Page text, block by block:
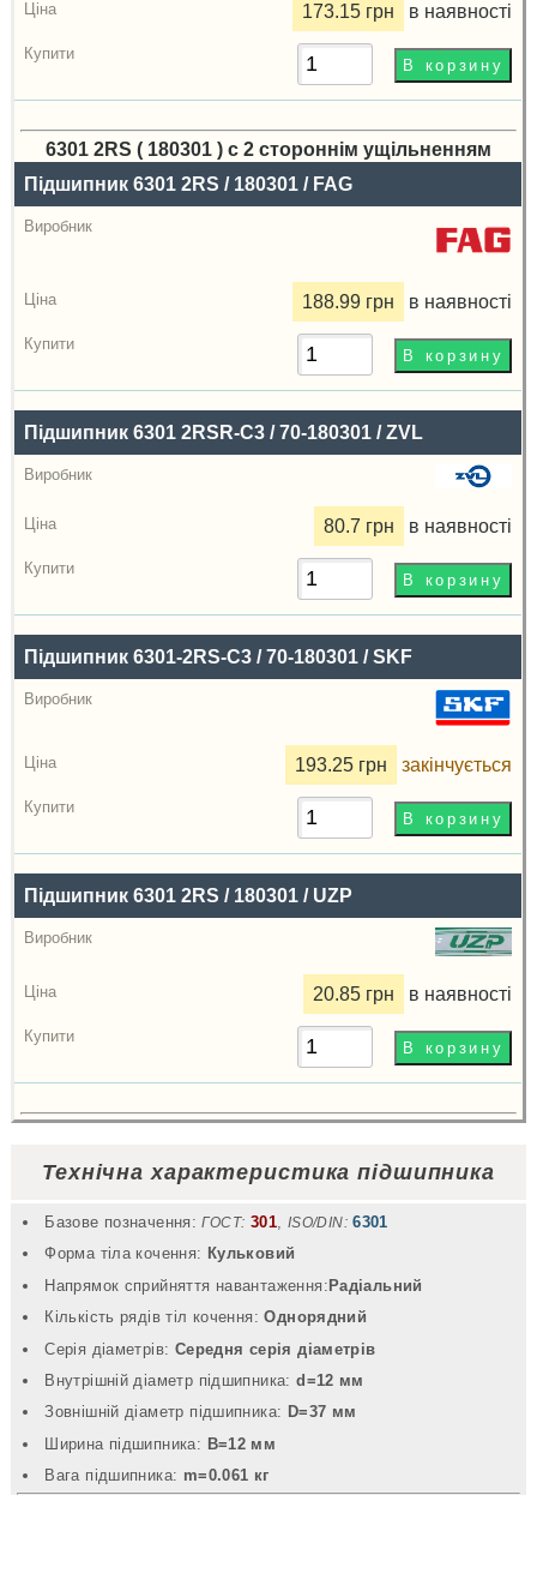
173.15 грн в наявності
6301 2RS ( 180301 ) с 2 стороннім ущільненням
Назва
Виробник
зазор
Ціна,
Купити
Підшипник 6301 2RS / 180301 / FAG
188.99 грн в наявності
Підшипник 6301 2RSR-C3 / 70-180301 / ZVL
80.7 грн в наявності
Підшипник 6301-2RS-C3 / 70-180301 / SKF
193.25 грн закінчується
Підшипник 6301 2RS / 180301 / UZP
20.85 грн в наявності
Технічна характеристика підшипника
Базове позначення: ГОСТ: 301 ISO/DIN: 6301
Форма тіла кочення: Кульковий
Напрямок сприйняття навантаження: Радіальний
Кількість рядів тіл кочення:Однорядний
Серія діаметрів: Середня серія діаметрів
Внутрішній діаметр підшипника:d=12 мм
Зовнішній діаметр підшипника: D=37 мм
Ширина підшипника: B=12 мм
Вага підшипника: m=0.061 кг